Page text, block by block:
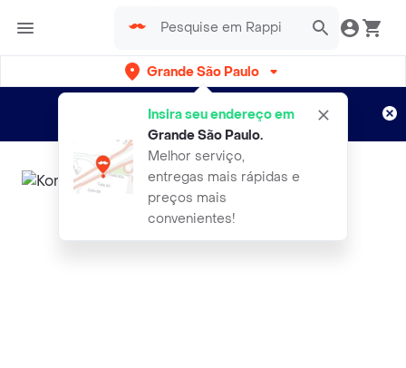
Grande São Paulo
Insira seu endereço em
Grande São Paulo.
Melhor serviço,
entregas mais rápidas e
preços mais
convenientes!
Entregas grátis por 15 dias!
Aplicam T&C